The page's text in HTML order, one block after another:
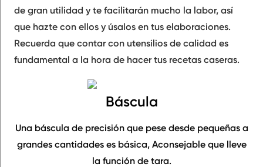
de gran utilidad y te facilitarán mucho la labor, así
que hazte con ellos y úsalos en tus elaboraciones.
Recuerda que contar con utensilios de calidad es
fundamental a la hora de hacer tus recetas caseras.
Báscula
Una báscula de precisiónque pese desde pequeñas a
grandes cantidades es básica, Aconsejable que lleve
la función de tara.